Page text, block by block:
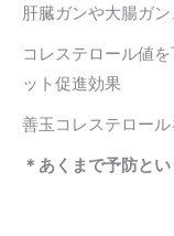
肝臓ガンや大腸ガ
コレステロール値
ット促進効果
善玉コレステロール
＊あくまで予防とい